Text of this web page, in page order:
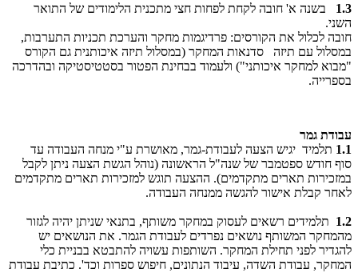
1.3 בשנה א' חובה לקחת לפחות חצי מתכנית הלימודים של התואר
השני.
חובה לכלול את הקורסים: פרדיגמות מחקר והערכת תכניות התערבות,
במסלול עם תיזה סדנאות המחקר (במסלול תיזה איכותנית גם הקורס
"מבוא למחקר איכותני") ולעמוד בבחינת הפטור בסטטיסטיקה ובהדרכה
בספרייה.
עבודת גמר
1.1 תלמיד יגיש הצעה לעבודת-גמר, מאושרת ע"י מנחה העבודה עד
סוף חודש ספטמבר של שנה"ל הראשונה (נוהל הגשת הצעה ניתן לקבל
במזכירות תארים מתקדמים). ההצעה תוגש למזכירות תארים מתקדמים
לאחר קבלת אישור להגשה ממנחה העבודה.
1.2 תלמידים רשאים לעסוק במחקר משותף, בתנאי שניתן יהיה לגזור
מהמחקר המשותף נושאים נפרדים לעבודת הגמר. את הנושאים יש
להגדיר לפני תחילת המחקר. השותפות עשויה להתבטא בבניית כלי
המחקר, עבודת השדה, עיבוד הנתונים, חיפוש ספרות וכד'. כתיבת עבודת